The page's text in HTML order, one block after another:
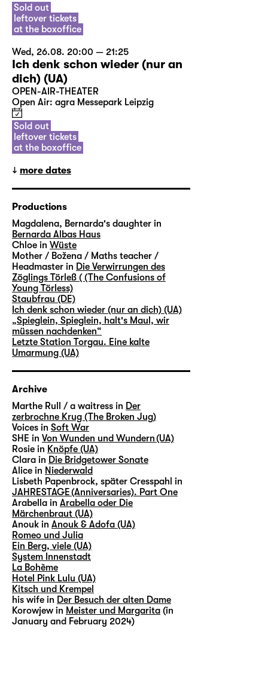
Sold out
leftover tickets
at the boxoffice
Wed, 26.08. 20:00 — 21:25
Ich denk schon wieder (nur an
dich) (UA)
OPEN-AIR-THEATER
Open Air: agra Messepark Leipzig
Sold out
leftover tickets
at the boxoffice
more dates
Productions
Magdalena, Bernarda's daughter in
Bernarda Albas Haus
Chloe in Wüste
Mother / Božena / Maths teacher /
Headmaster in Die Verwirrungen des
Zöglings Törleß ( (The Confusions of
Young Törless)
Staubfrau (DE)
Ich denk schon wieder (nur an dich) (UA)
„Spieglein, Spieglein, halt's Maul, wir
müssen nachdenken“
Letzte Station Torgau. Eine kalte
Umarmung (UA)
Archive
Marthe Rull / a waitress in Der
zerbrochne Krug (The Broken Jug)
Voices in Soft War
SHE in Von Wunden und Wundern (UA)
Rosie in Knöpfe (UA)
Clara in Die Bridgetower Sonate
Alice in Niederwald
Lisbeth Papenbrock, später Cresspahl in
JAHRESTAGE (Anniversaries). Part One
Arabella in Arabella oder Die
Märchenbraut (UA)
Anouk in Anouk & Adofa (UA)
Romeo und Julia
Ein Berg, viele (UA)
System Innenstadt
La Bohème
Hotel Pink Lulu (UA)
Kitsch und Krempel
his wife in Der Besuch der alten Dame
Korowjew in Meister und Margarita (in
January and February 2024)